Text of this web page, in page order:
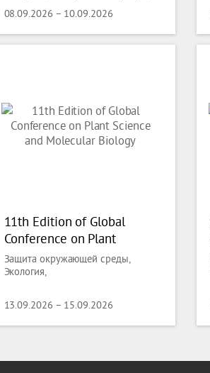
Экология
08.09.2026 – 10.09.2026
11th Edition of Global
Conference on Plant
Science and Molecular
Biology
Защита окружающей среды,
Экология,
13.09.2026 – 15.09.2026